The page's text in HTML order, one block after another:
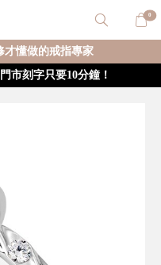
0
才懂做的戒指專家
市刻字只要10分鐘！